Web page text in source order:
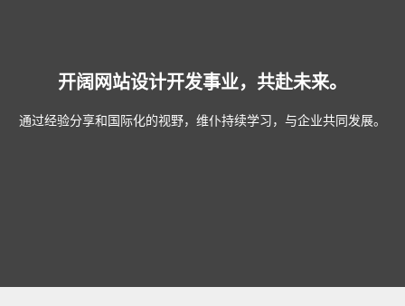
开阔网站设计开发事业，共赴未来。
通过经验分享和国际化的视野，维仆持续学习，与企业共同发展。